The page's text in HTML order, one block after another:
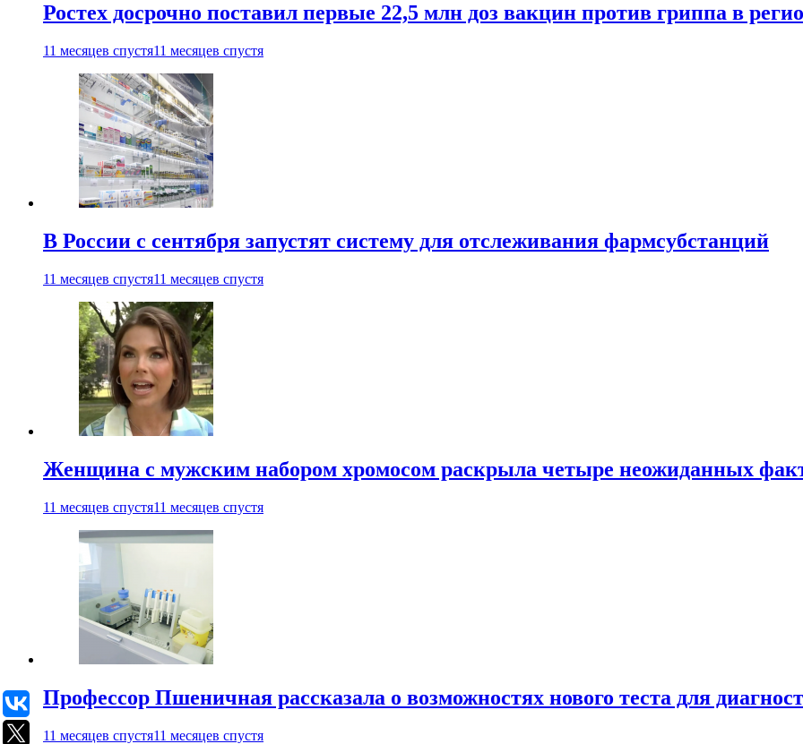
Ростех досрочно поставил первые 22,5 млн доз вакцин против гриппа в
11 месяцев спустя11 месяцев спустя
В России с сентября запустят систему для отслеживания фармсубстанций
11 месяцев спустя11 месяцев спустя
Женщина с мужским набором хромосом раскрыла четыре неожиданных
11 месяцев спустя11 месяцев спустя
Профессор Пшеничная рассказала о возможностях нового теста для
11 месяцев спустя11 месяцев спустя